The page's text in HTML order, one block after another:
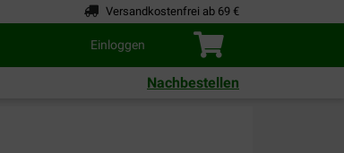
Versandkostenfrei ab 69 €
Einloggen
Nachbestellen